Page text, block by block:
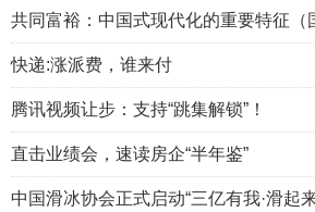
共同富裕：中国式现代化的重要特征（
快递:涨派费，谁来付
腾讯视频让步：支持“跳集解锁”！
直击业绩会，速读房企“半年鉴”
中国滑冰协会正式启动“三亿有我·滑起